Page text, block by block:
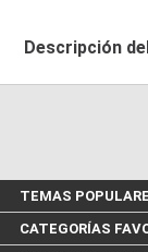
Descripción
TEMAS
CATEGORÍAS